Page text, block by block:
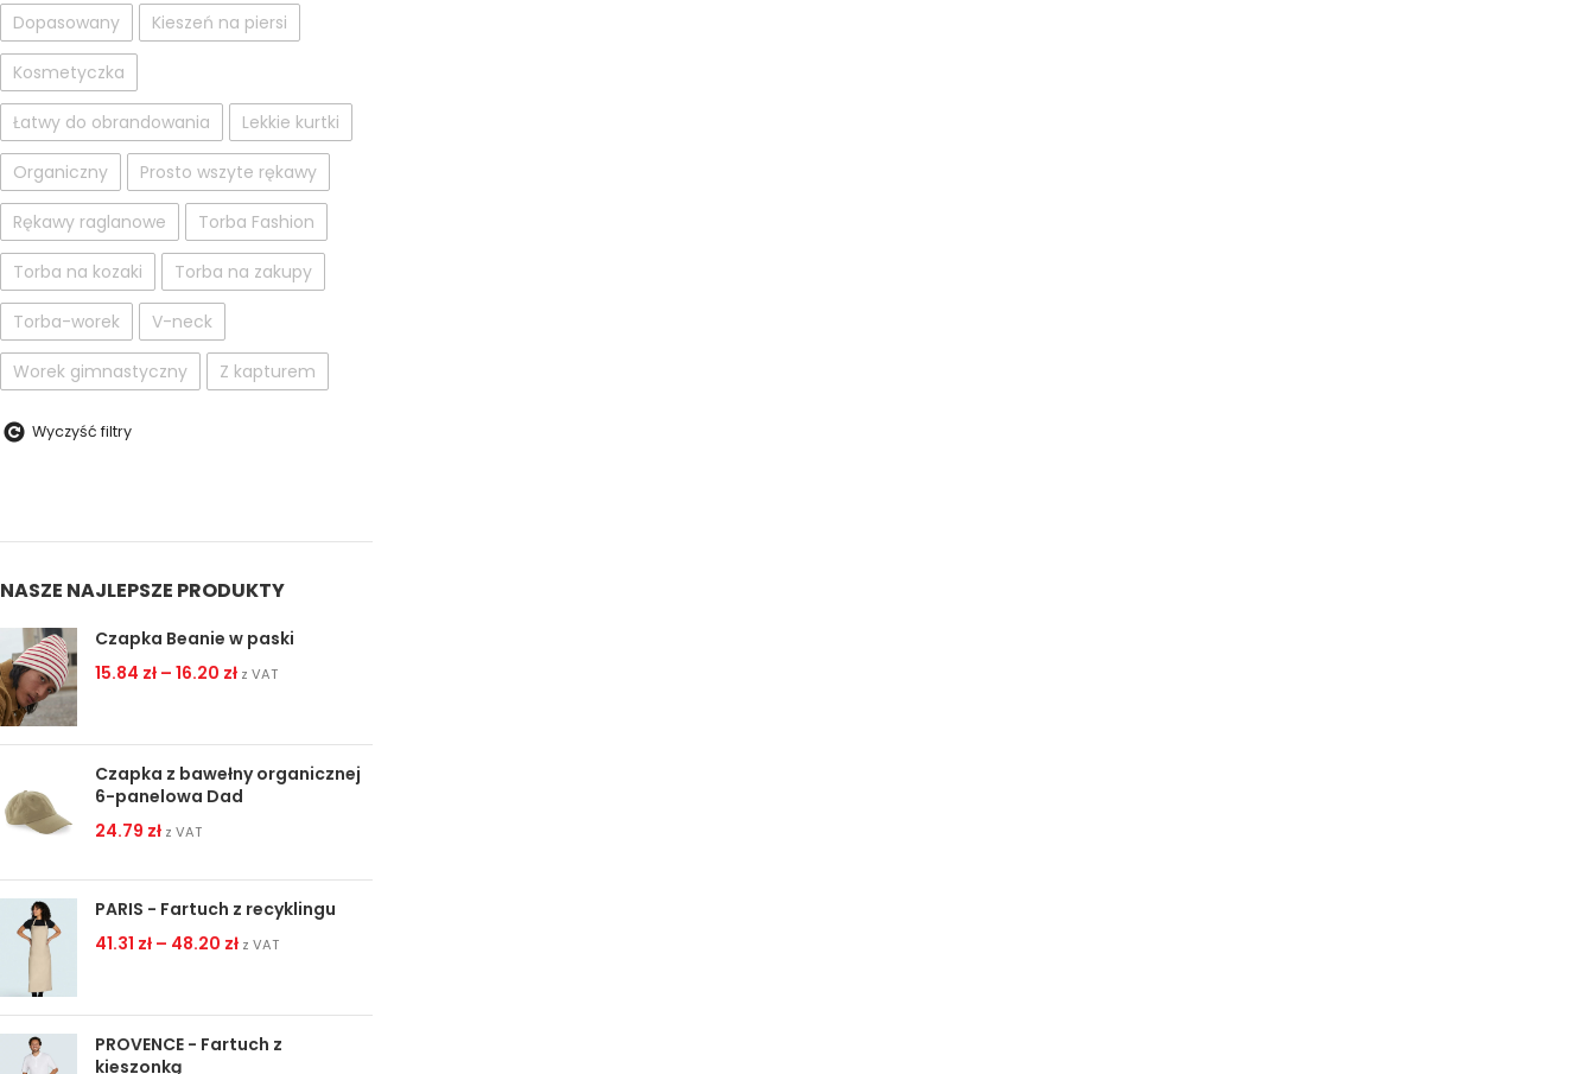
Dopasowany Kieszeń na piersi
Kosmetyczka
Łatwy do obrandowania Lekkie kurtki
Organiczny Prosto wszyte rękawy
Rękawy raglanowe Torba Fashion
Torba na kozaki Torba na zakupy
Torba-worek V-neck
Worek gimnastyczny Z kapturem
Wyczyść filtry
NASZE NAJLEPSZE PRODUKTY
Czapka Beanie w paski
15.84 zł – 16.20 zł z VAT
Czapka z bawełny organicznej
6-panelowa Dad
24.79 zł z VAT
PARIS - Fartuch z recyklingu
41.31 zł – 48.20 zł z VAT
PROVENCE - Fartuch z
kieszonką